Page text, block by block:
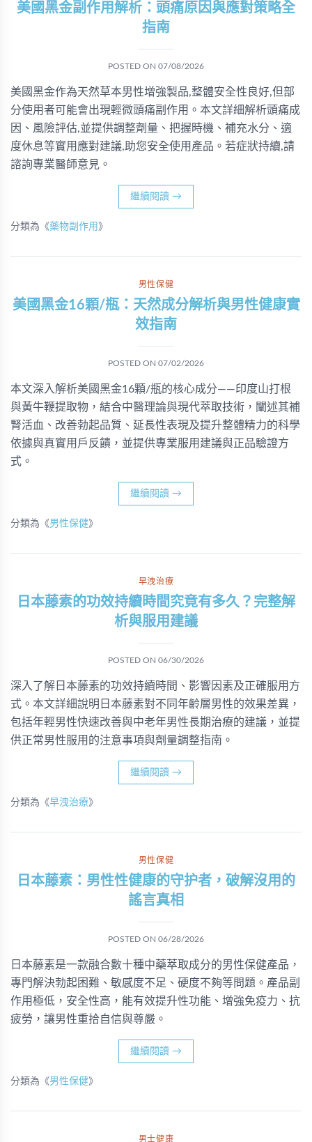
美國黑金副作用解析：頭痛原因與應對策略全
指南
POSTED ON 07/08/2026
美國黑金作為天然草本男性增強製品,整體安全性良好,但部
分使用者可能會出現輕微頭痛副作用。本文詳細解析頭痛成
因、風險評估,並提供調整劑量、把握時機、補充水分、適
度休息等實用應對建議,助您安全使用產品。若症狀持續,請
諮詢專業醫師意見。
繼續閱讀 →
分類為《藥物副作用 》
男性保健
美國黑金16顆/瓶：天然成分解析與男性健康實
效指南
POSTED ON 07/02/2026
本文深入解析美國黑金16顆/瓶的核心成分——印度山打根
與黃牛鞭提取物，結合中醫理論與現代萃取技術，闡述其補
腎活血、改善勃起品質、延長性表現及提升整體精力的科學
依據與真實用戶反饋，並提供專業服用建議與正品驗證方
式。
繼續閱讀 →
分類為《男性保健》
早洩治療
日本藤素的功效持續時間究竟有多久？完整解
析與服用建議
POSTED ON 06/30/2026
深入了解日本藤素的功效持續時間、影響因素及正確服用方
式。本文詳細說明日本藤素對不同年齡層男性的效果差異，
包括年輕男性快速改善與中老年男性長期治療的建議，並提
供正常男性服用的注意事項與劑量調整指南。
繼續閱讀 →
分類為《早洩治療》
男性保健
日本藤素：男性性健康的守护者，破解沒用的
謠言真相
POSTED ON 06/28/2026
日本藤素是一款融合數十種中藥萃取成分的男性保健產品，
專門解決勃起困難、敏感度不足、硬度不夠等問題。產品副
作用極低，安全性高，能有效提升性功能、增強免疫力、抗
疲勞，讓男性重拾自信與尊嚴。
繼續閱讀 →
分類為《男性保健》
男士健康